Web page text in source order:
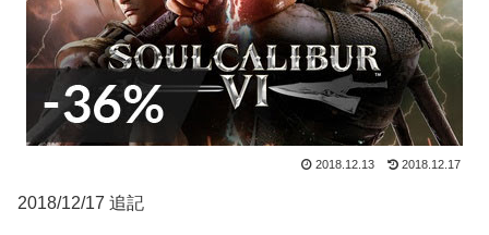
2018.12.13 2018.12.17
2018/12/17 追記